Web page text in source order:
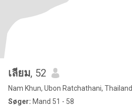
เลียม, 52
Nam Khun, Ubon Ratchathani, Thailand
Søger: Mand 51 - 58